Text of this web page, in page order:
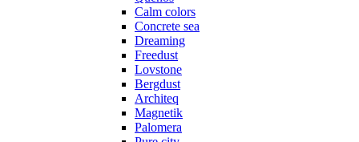
Calm colors
Concrete sea
Dreaming
Freedust
Lovstone
Bergdust
Architeq
Magnetik
Palomera